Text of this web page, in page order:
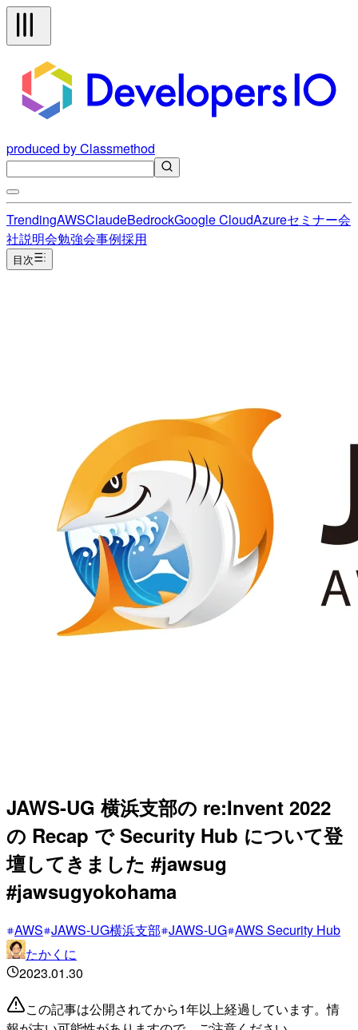
produced by Classmethod
TrendingAWSClaudeBedrockGoogle CloudAzureセミナー会
社説明会勉強会事例採用
目次
JAWS-UG 横浜支部の re:Invent 2022
の Recap で Security Hub について登
壇してきました #jawsug
#jawsugyokohama
AWS JAWS-UG横浜支部 JAWS-UG AWS Security Hub
たかくに
2023.01.30
この記事は公開されてから1年以上経過しています。情